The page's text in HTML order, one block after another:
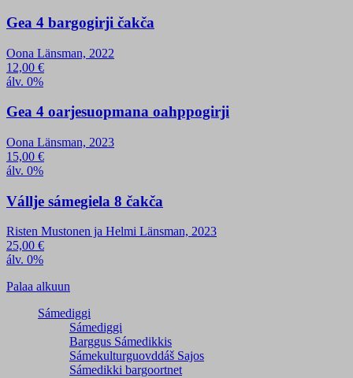
Gea 4 bargogirji čakča
Oona Länsman, 2022
12,00 €
álv. 0%
Gea 4 oarjesuopmana oahppogirji
Oona Länsman, 2023
15,00 €
álv. 0%
Vállje sámegiela 8 čakča
Risten Mustonen ja Helmi Länsman, 2023
25,00 €
álv. 0%
Palaa alkuun
Sámediggi
Sámediggi
Barggus Sámedikkis
Sámekulturguovddáš Sajos
Sámedikki bargoortnet